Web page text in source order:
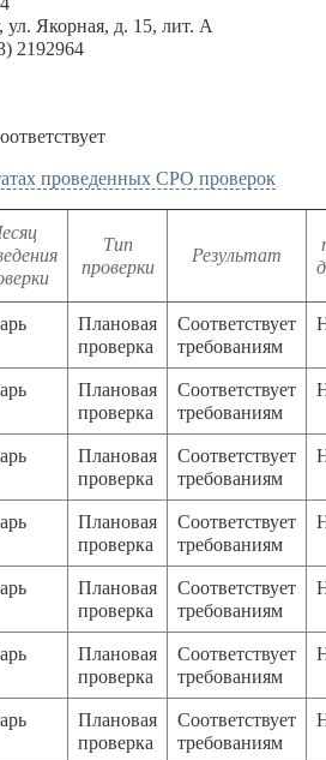
ул. Якорная, д. 15, лит. А
2192964
проведенных СРО проверок
Тип
проверки
Результат
Плановая
проверка
Соответствует
требованиям
Плановая
проверка
Соответствует
требованиям
Плановая
проверка
Соответствует
требованиям
Плановая
проверка
Соответствует
требованиям
Плановая
проверка
Соответствует
требованиям
Плановая
проверка
Соответствует
требованиям
Плановая
проверка
Соответствует
требованиям